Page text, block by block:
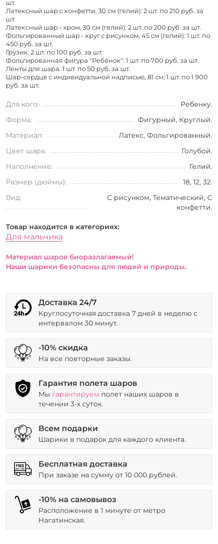
шт.
Латексный шар с конфетти, 30 см (гелий): 2 шт. по 210 руб. за
шт.
Латексный шар - хром, 30 см (гелий): 2 шт. по 200 руб. за шт.
Фольгированный шар - круг с рисунком, 45 см (гелий): 1 шт. по
450 руб. за шт.
Грузик: 2 шт. по 100 руб. за шт.
Фольгированная фигура "Ребёнок": 1 шт. по 700 руб. за шт.
Ленты для шара: 1 шт. по 50 руб. за шт.
Шар-сердце с индивидуальной надписью, 81 см: 1 шт. по 1 900
руб. за шт.
Для кого:
Ребенку.
Форма:
Фигурный, Круглый.
Материал:
Латекс, Фольгированный.
Цвет шара:
Голубой.
Наполнение:
Гелий.
Размер (дюймы):
18, 12, 32.
Вид:
С рисунком, Тематический, С
конфетти.
Товар находится в категориях:
Для мальчика
Материал шаров биоразлагаемый!
Наши шарики безопасны для людей и природы.
Доставка 24/7
Круглосуточная доставка 7 дней в неделю с
интервалом 30 минут.
-10% скидка
На все повторные заказы.
Гарантия полета шаров
Мы гарантируем полет наших шаров в
течении 3-х суток.
Всем подарки
Шарики в подарок для каждого клиента.
Бесплатная доставка
При заказе на сумму от 10 000 рублей.
-10% на самовывоз
Расположение в 1 минуте от метро
Нагатинская.